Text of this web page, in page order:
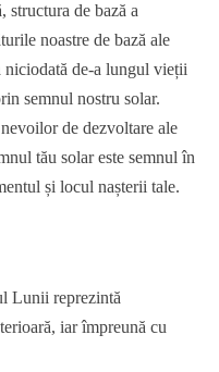
structura de bază a
noastre de bază ale
niciodată de-a lungul vieții
semnul nostru solar.
de dezvoltare ale
tău solar este semnul în
și locul nașterii tale.
Lunii reprezintă
iar împreună cu